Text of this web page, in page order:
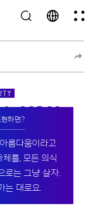
하면?
름다움이라고
를, 모든 의식
로는 그냥 살자.
는 대로요.